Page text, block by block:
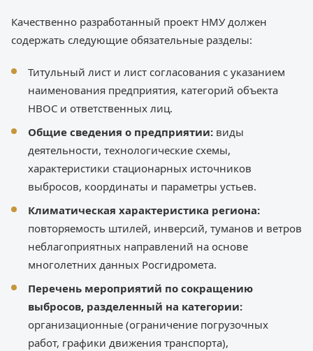
Качественно разработанный проект НМУ должен
содержать следующие обязательные разделы:
Титульный лист и лист согласования с указанием
наименования предприятия, категорий объекта
НВОС и ответственных лиц.
Общие сведения о предприятии: виды
деятельности, технологические схемы,
характеристики стационарных источников
выбросов, координаты и параметры устьев.
Климатическая характеристика региона:
повторяемость штилей, инверсий, туманов и ветров
неблагоприятных направлений на основе
многолетних данных Росгидромета.
Перечень мероприятий по сокращению
выбросов, разделенный на категории:
организационные (ограничение погрузочных
работ, графики движения транспорта),